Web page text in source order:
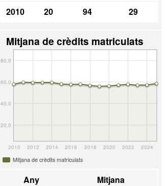
2010
20 94 29
Mitjana de crèdits matriculats
2010 2012 2014 2016 2018 2020 2022 2024
20.0
40.0
60.0
80.0
Mitjana de crèdits matriculats
Any
Mitjana